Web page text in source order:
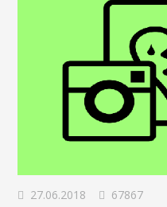
27.06.2018 67867